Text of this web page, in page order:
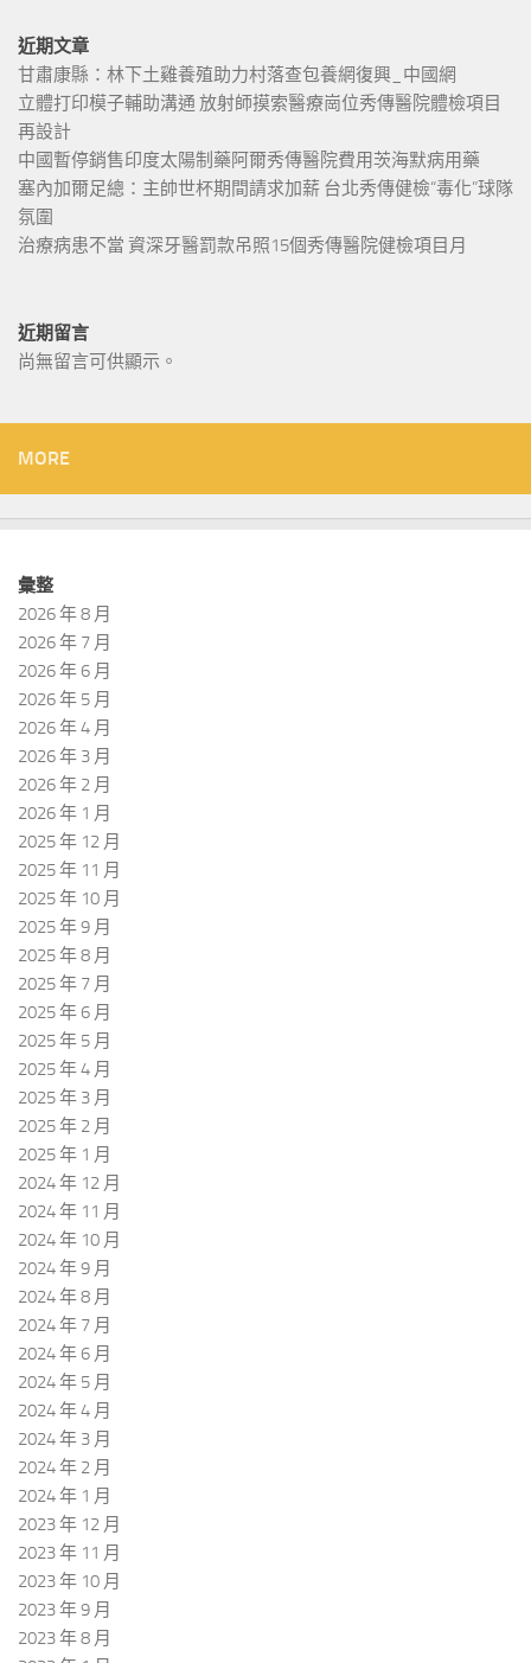
近期文章
甘肅康縣：林下土雞養殖助力村落查包養網復興_中國網
立體打印模子輔助溝通 放射師摸索醫療崗位秀傳醫院體檢項目
再設計
中國暫停銷售印度太陽制藥阿爾秀傳醫院費用茨海默病用藥
塞內加爾足總：主帥世杯期間請求加薪 台北秀傳健檢“毒化”球隊
氛圍
治療病患不當 資深牙醫罰款吊照15個秀傳醫院健檢項目月
近期留言
尚無留言可供顯示。
MORE
彙整
2026 年 8 月
2026 年 7 月
2026 年 6 月
2026 年 5 月
2026 年 4 月
2026 年 3 月
2026 年 2 月
2026 年 1 月
2025 年 12 月
2025 年 11 月
2025 年 10 月
2025 年 9 月
2025 年 8 月
2025 年 7 月
2025 年 6 月
2025 年 5 月
2025 年 4 月
2025 年 3 月
2025 年 2 月
2025 年 1 月
2024 年 12 月
2024 年 11 月
2024 年 10 月
2024 年 9 月
2024 年 8 月
2024 年 7 月
2024 年 6 月
2024 年 5 月
2024 年 4 月
2024 年 3 月
2024 年 2 月
2024 年 1 月
2023 年 12 月
2023 年 11 月
2023 年 10 月
2023 年 9 月
2023 年 8 月